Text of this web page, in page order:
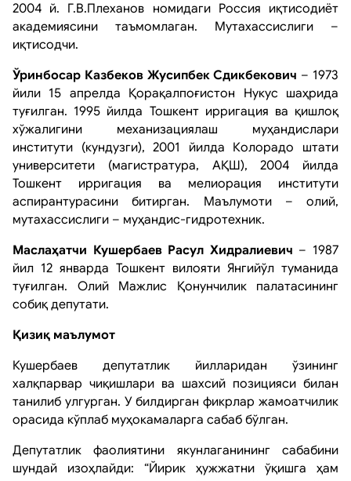
2004 й. Г.В.Плеханов номидаги Россия иқтисодиёт
академиясини таъмомлаган. Мутахассислиги –
иқтисодчи.
Ўринбосар Казбеков Жусипбек Сдикбекович – 1973
йили 15 апрелда Қорақалпоғистон Нукус шаҳрида
туғилган. 1995 йилда Тошкент ирригация ва қишлоқ
хўжалигини механизациялаш муҳандислари
институти (кундузги), 2001 йилда Колорадо штати
университети (магистратура, АҚШ), 2004 йилда
Тошкент ирригация ва мелиорация институти
аспирантурасини битирган. Маълумоти – олий,
мутахассислиги – муҳандис-гидротехник.
Маслаҳатчи Кушербаев Расул Хидралиевич – 1987
йил 12 январда Тошкент вилояти Янгийўл туманида
туғилган. Олий Мажлис Қонунчилик палатасининг
собиқ депутати.
Қизиқ маълумот
Кушербаев депутатлик йилларидан ўзининг
халқпарвар чиқишлари ва шахсий позицияси билан
танилиб улгурган. У билдирган фикрлар жамоатчилик
орасида кўплаб муҳокамаларга сабаб бўлган.
Депутатлик фаолиятини якунлаганининг сабабини
шундай изоҳлайди: “Йирик ҳужжатни ўқишга ҳам